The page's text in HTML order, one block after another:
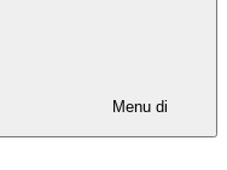
Menu di